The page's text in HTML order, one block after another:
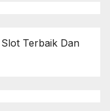
Terbaik Dan